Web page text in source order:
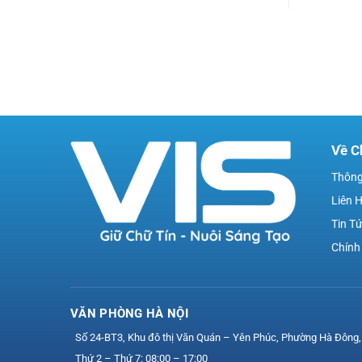
Về
Liên
Tin
VĂN PHÒNG HÀ NỘI
Số 24-BT3, Khu đô thị Văn Quán – Yên Phúc, Phường Hà
Thứ 2 – Thứ 7: 08:00 – 17:00